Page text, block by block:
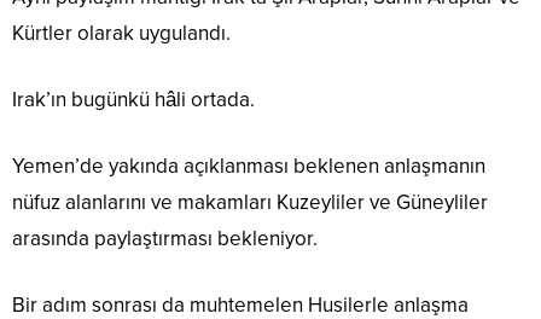
Kürtler olarak uygulandı.
Irak’ın bugünkü hâli ortada.
Yemen’de yakında açıklanması beklenen anlaşmanın
nüfuz alanlarını ve makamları Kuzeyliler ve Güneyliler
arasında paylaştırması bekleniyor.
Bir adım sonrası da muhtemelen Husilerle anlaşma